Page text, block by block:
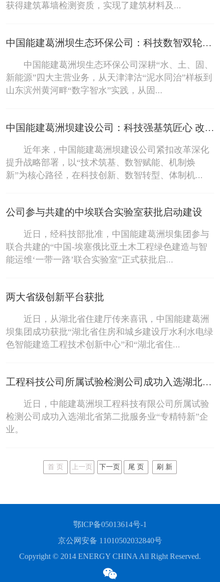
获得建筑幕墙检测资质，实现了建筑材料及...
中国能建葛洲坝生态环保公司：科技数智双轮驱动 焕新四大主业变革
中国能建葛洲坝生态环保公司深耕“水、土、固、
新能源”四大主营业务，从天津津沽“泥水同治”样板到
山东滨州黄河畔“数字智水”实践，从固...
中国能建葛洲坝建设公司：科技强基筑匠心 改革赋能启新程
近年来，中国能建葛洲坝建设公司紧扣改革深化
提升战略部署，以“技术筑基、数智赋能、机制焕
新”为核心路径，在科技创新、数智转型、体制机...
公司参与共建的中埃联合实验室获批启动建设
近日，经科技部批准，中国能建葛洲坝集团参与
联合共建的“中国-埃塞俄比亚土木工程绿色建造与智
能运维‘一带一路’联合实验室”正式获批启...
两大省级创新平台获批
近日，从湖北省住建厅传来喜讯，中国能建葛洲
坝集团成功获批“湖北省住房和城乡建设厅水利水电绿
色智能建造工程技术创新中心”和“湖北省住...
工程科技公司所属试验检测公司成功入选湖北省第二批服务业“专精特新”企业
近日，中能建葛洲坝工程科技有限公司所属试验
检测公司成功入选湖北省第二批服务业“专精特新”企
业。
首 页 上一页 下一页 尾 页 刷 新
鄂ICP备05013614号-1
京公网安备 11010502032840号
Copyright © 2014 ENERGY CHINA All Right Reserved.